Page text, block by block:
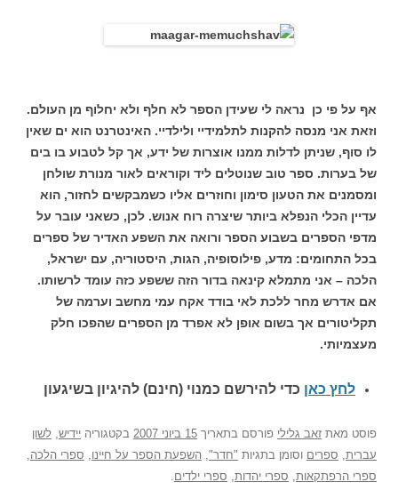
אף על פי כן נראה לי שעידן הספר לא חלף ולא יחלוף מן העולם.
וזאת אני מנסה להקנות לתלמידיי ולילדיי. האינטרנט הוא ים שאין
לו סוף, שניתן לדלות ממנו אוצרות של ידע, אך קל לטבוע בו בים
של בערות. ספר טוב שנוטלים ליד וקוראים לאור מנורת שולחן
ומסמנים את הטעון סימון וחוזרים אליו כשמבקשים לחזור, הוא
עדיין הכלי הנפלא ביותר שיצרה רוח אנוש. לכן, כשאני עובר על
מדפי הספרים בשבוע הספר ורואה את השפע האדיר של ספרים
בכל התחומים: מדע, פילוסופיה, הגות, היסטוריה, עם ישראל,
הלכה – אני מתמלא קינאה בדור הזה ששפע כזה עומד לרשותו.
אם אדרש מחר ללכת לאי בודד אקח עמי מחשב וערמה של
תקליטורים אך בשום אופן לא אפרד מן הספרים שהפכו חלק
מעצמיותי.
לחץ כאן כדי להירשם כמנוי (חינם) להיגיון בשיגעון
פוסט מאת זאב גלילי פורסם בתאריך 15 ביוני 2007 בקטגוריה יידיש לשון
עברית ספרים וסומן בתגיות "חדר" השפעת הספר על חיינו ספרי הלכה
ספרי הרפתקאות ספרי יהדות ספרי ילדים